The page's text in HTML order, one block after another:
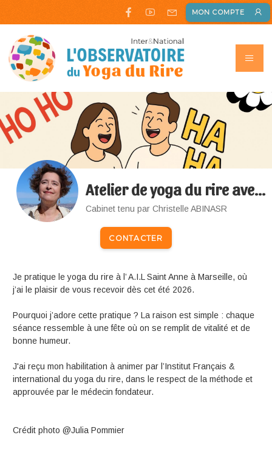
MON COMPTE
Atelier de yoga du rire avec Christelle
Cabinet tenu par Christelle ABINASR
CONTACTER
Je pratique le yoga du rire à l’ A.I.L Saint Anne à Marseille, où
j’ai le plaisir de vous recevoir dès cet été 2026.
Pourquoi j’adore cette pratique ? La raison est simple : chaque
séance ressemble à une fête où on se remplit de vitalité et de
bonne humeur.
J'ai reçu mon habilitation à animer par l’Institut Français &
international du yoga du rire, dans le respect de la méthode et
approuvée par le médecin fondateur.
Crédit photo @Julia Pommier